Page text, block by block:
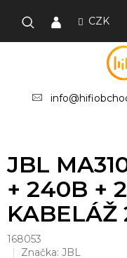
CZK
JBL
+ 240B +
KABELÁŽ
168053
Značka: JBL